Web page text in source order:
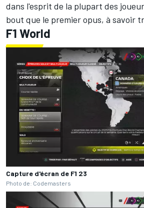
dans l'esprit de la plupart des
bout que le premier opus, à savoir
F1 World
Capture d'écran de F1 23
Photo de: Codemasters